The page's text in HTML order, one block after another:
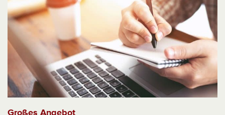
Großes Angebot